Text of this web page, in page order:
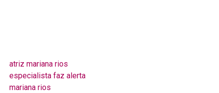
atriz mariana rios
especialista faz alerta
mariana rios